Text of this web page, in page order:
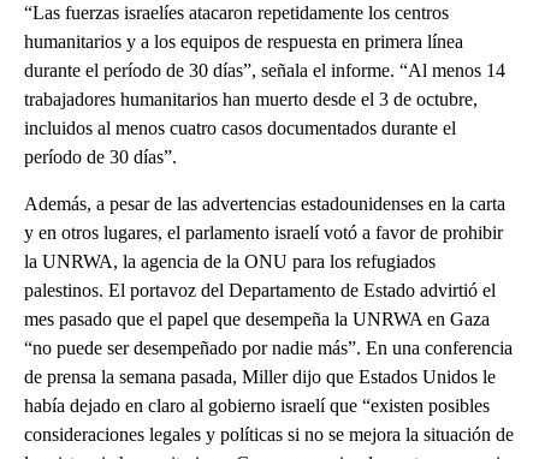
“Las fuerzas israelíes atacaron repetidamente los centros
humanitarios y a los equipos de respuesta en primera línea
durante el período de 30 días”, señala el informe. “Al menos 14
trabajadores humanitarios han muerto desde el 3 de octubre,
incluidos al menos cuatro casos documentados durante el
período de 30 días”.
Además, a pesar de las advertencias estadounidenses en la carta
y en otros lugares, el parlamento israelí votó a favor de prohibir
la UNRWA, la agencia de la ONU para los refugiados
palestinos. El portavoz del Departamento de Estado advirtió el
mes pasado que el papel que desempeña la UNRWA en Gaza
“no puede ser desempeñado por nadie más”. En una conferencia
de prensa la semana pasada, Miller dijo que Estados Unidos le
había dejado en claro al gobierno israelí que “existen posibles
consideraciones legales y políticas si no se mejora la situación de